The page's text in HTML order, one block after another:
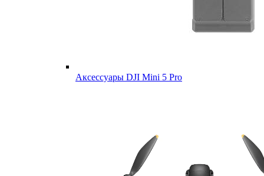
Аксессуары DJI Mini 5 Pro